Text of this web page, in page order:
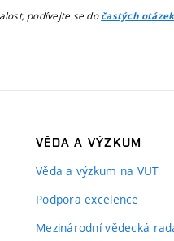
podívejte se dočastých
VĚDA A VÝZKUM
Věda a výzkum na VUT
Podpora excelence
Mezinárodní vědecká